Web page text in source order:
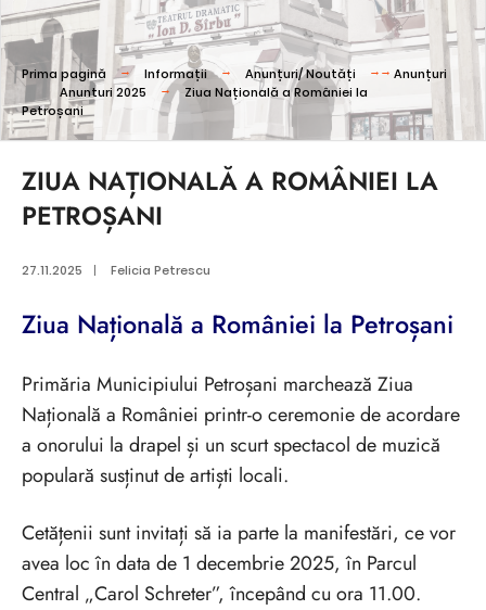
Prima pagină Informații Anunțuri/ Noutăți
Anunțuri
Anunturi 2025
Ziua Națională a României la
Petroșani
ZIUA NAȚIONALĂ A ROMÂNIEI LA
PETROȘANI
27.11.2025 | Felicia Petrescu
Ziua Națională a României la Petroșani
Primăria Municipiului Petroșani marchează Ziua
Națională a României printr-o ceremonie de acordare
a onorului la drapel și un scurt spectacol de muzică
populară susținut de artiști locali.
Cetățenii sunt invitați să ia parte la manifestări, ce vor
avea loc în data de 1 decembrie 2025, în Parcul
Central „Carol Schreter”, începând cu ora 11.00.